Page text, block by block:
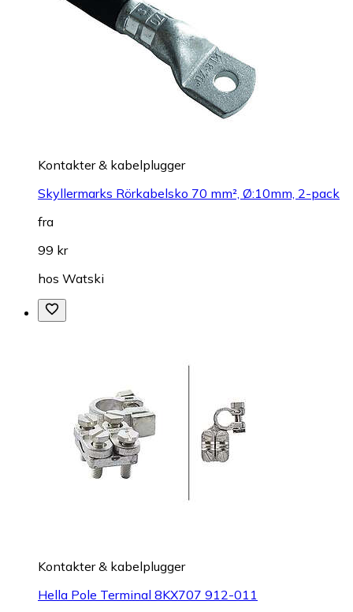
Kontakter & kabelplugger
Skyllermarks Rörkabelsko 70 mm², Ø:10mm, 2-pack
fra
99 kr
hos Watski
Kontakter & kabelplugger
Hella Pole Terminal 8KX707 912-011